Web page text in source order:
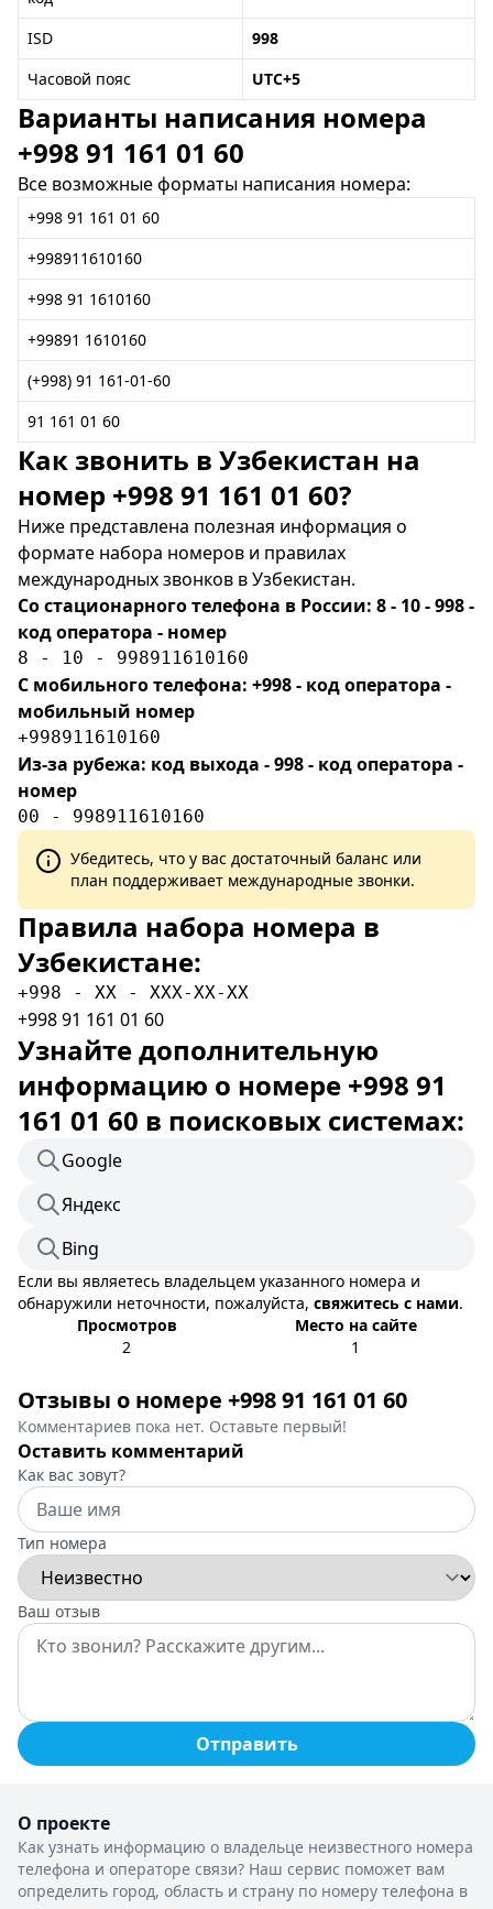
ISD
998
Часовой пояс
UTC+5
Варианты написания номера
+998 91 161 01 60
Все возможные форматы написания номера:
+998 91 161 01 60
+998911610160
+998 91 1610160
+99891 1610160
(+998) 91 161-01-60
91 161 01 60
Как звонить в Узбекистан на
номер +998 91 161 01 60?
Ниже представлена полезная информация о
формате набора номеров и правилах
международных звонков в Узбекистан.
Со стационарного телефона в России: 8 - 10 - 998 -
код оператора - номер
8 - 10 - 998911610160
С мобильного телефона: +998 - код оператора -
мобильный номер
+998911610160
Из-за рубежа: код выхода - 998 - код оператора -
номер
00 - 998911610160
Убедитесь, что у вас достаточный баланс или
план поддерживает международные звонки.
Правила набора номера в
Узбекистане:
+998 - XX - XXX-XX-XX
+998 91 161 01 60
Узнайте дополнительную
информацию о номере +998 91
161 01 60 в поисковых системах:
Google
Яндекс
Bing
Если вы являетесь владельцем указанного номера и
обнаружили неточности, пожалуйста, свяжитесь с нами.
Просмотров
2
Место на сайте
1
Отзывы о номере +998 91 161 01 60
Комментариев пока нет. Оставьте первый!
Оставить комментарий
Как вас зовут?
Тип номера
Ваш отзыв
Отправить
О проекте
Как узнать информацию о владельце неизвестного номера
телефона и операторе связи? Наш сервис поможет вам
определить город, область и страну по номеру телефона в